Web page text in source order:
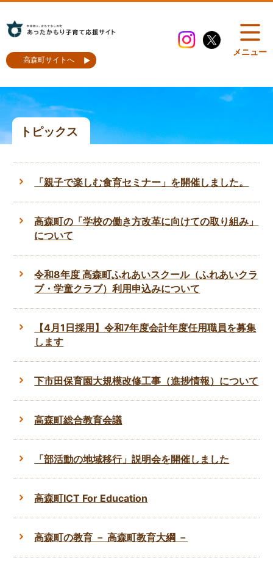
高森町サイトへ
メニュー
トピックス
「親子で楽しむ食育セミナー」を開催しました。
高森町の「学校の働き方改革に向けての取り組み」
について
令和8年度 高森町ふれあいスクール（ふれあいクラ
ブ・学童クラブ）利用申込みについて
【4月1日採用】令和7年度会計年度任用職員を募集
します
下市田保育園大規模改修工事（進捗情報）について
高森町総合教育会議
「部活動の地域移行」説明会を開催しました
高森町ICT For Education
高森町の教育 － 高森町教育大綱 －